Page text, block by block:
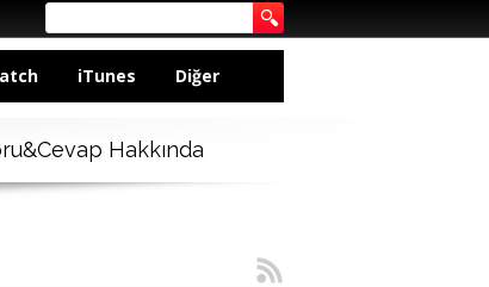
iTunes Diğer
Hakkında